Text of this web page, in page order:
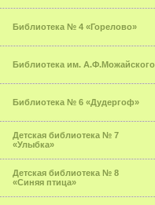
Библиотека № 4 «Горелово»
Библиотека им. А.Ф.Можайского
Библиотека № 6 «Дудергоф»
Детская библиотека № 7
«Улыбка»
Детская библиотека № 8
«Синяя птица»